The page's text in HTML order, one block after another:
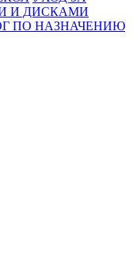
И ДИСКАМИ
ПО НАЗНАЧЕНИЮ